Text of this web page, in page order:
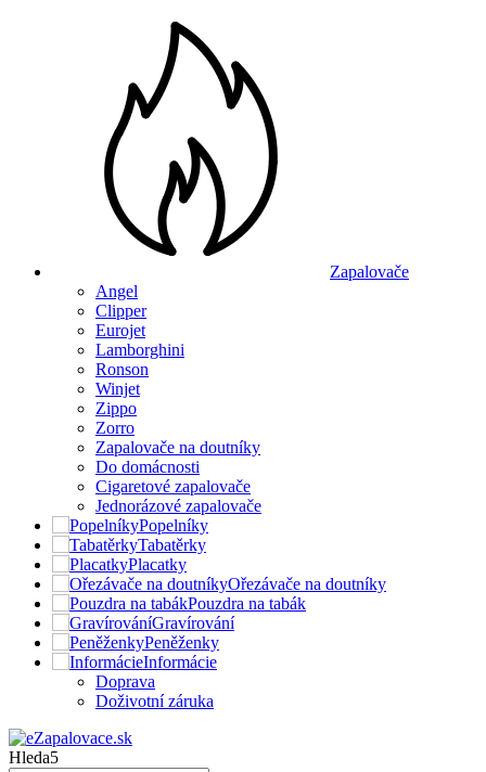
Zapalovače
Angel
Clipper
Eurojet
Lamborghini
Ronson
Winjet
Zippo
Zorro
Zapalovače na doutníky
Do domácnosti
Cigaretové zapalovače
Jednorázové zapalovače
Popelníky
Tabatěrky
Placatky
Ořezávače na doutníky
Pouzdra na tabák
Gravírování
Peněženky
Informácie
Doprava
Doživotní záruka
Hleda5